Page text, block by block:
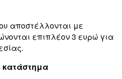
αποστέλλονται με
επιπλέον 3 ευρώ για